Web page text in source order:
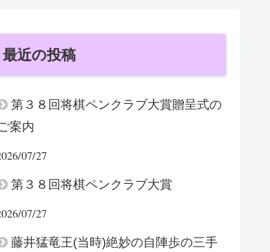
最近の投稿
第３８回将棋ペンクラブ大賞贈呈式の
案内
07/27
第３８回将棋ペンクラブ大賞
07/27
藤井猛竜王(当時)絶妙の自陣歩の三手